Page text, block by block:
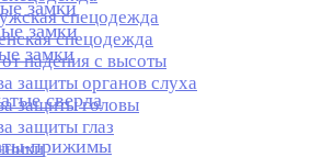
спецодежда
спецодежда
падения с высоты
защиты органов слуха
защиты головы
защиты глаз
замки
замки
замки
сверла
прижимы